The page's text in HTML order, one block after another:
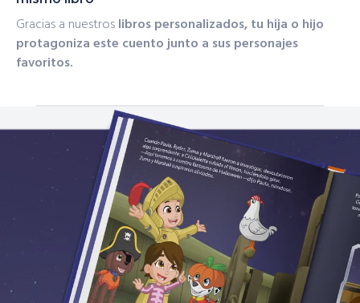
Gracias a nuestroslibros personalizados, tu hija o hijo
protagoniza este cuento junto a suspersonajes
favoritos.